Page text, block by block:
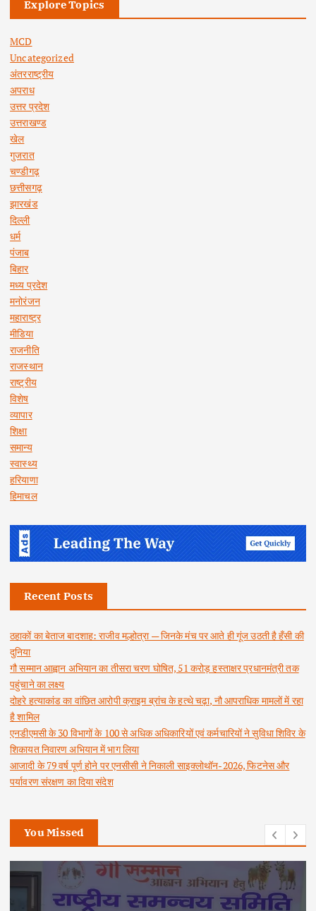
Explore Topics
MCD
Uncategorized
अंतरराष्ट्रीय
अपराध
उत्तर प्रदेश
उत्तराखण्ड
खेल
गुजरात
चण्डीगढ़
छत्तीसगढ़
झारखंड
दिल्ली
धर्म
पंजाब
बिहार
मध्य प्रदेश
मनोरंजन
महाराष्ट्र
मीडिया
राजनीति
राजस्थान
राष्ट्रीय
विशेष
व्यापार
शिक्षा
समान्य
स्वास्थ्य
हरियाणा
हिमाचल
Recent Posts
ठहाकों का बेताज बादशाह: राजीव मल्होत्रा — जिनके मंच पर आते ही गूंज उठती है हँसी की
दुनिया
गौ सम्मान आह्वान अभियान का तीसरा चरण घोषित, 51 करोड़ हस्ताक्षर प्रधानमंत्री तक
पहुंचाने का लक्ष्य
दोहरे हत्याकांड का वांछित आरोपी क्राइम ब्रांच के हत्थे चढ़ा, नौ आपराधिक मामलों में रहा
है शामिल
एनडीएमसी के 30 विभागों के 100 से अधिक अधिकारियों एवं कर्मचारियों ने सुविधा शिविर के
शिकायत निवारण अभियान में भाग लिया
आजादी के 79 वर्ष पूर्ण होने पर एनसीसी ने निकाली साइक्लोथॉन-2026, फिटनेस और
पर्यावरण संरक्षण का दिया संदेश
You Missed